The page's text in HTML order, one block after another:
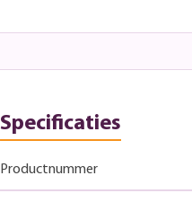
Specificaties
Productnummer